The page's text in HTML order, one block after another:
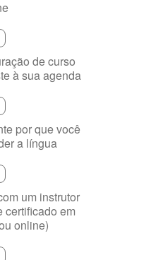
presencial ou
de curso
por que você
um instrutor
em